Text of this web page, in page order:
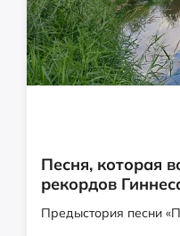
Песня, которая
рекордов
Предыстория песни